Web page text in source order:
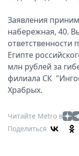
Заявления
набережная, 40.
ответственности
Египте
млн рублей за
филиала СК
Храбрых.
Читайте Metro в
Поделиться